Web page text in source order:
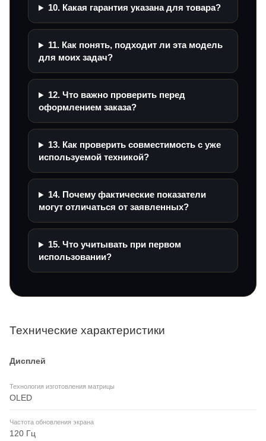
10. Какая гарантия указана для товара?
11. Как понять, подходит ли эта модель
для моих задач?
12. Что важно проверить перед
оформлением заказа?
13. Как проверить совместимость с уже
используемой техникой?
14. Почему фактические показатели
могут отличаться от заявленных?
15. Что учитывать при первом
использовании?
Технические характеристики
Дисплей
Технология изготовления матрицы
OLED
Частота обновления экрана
120 Гц